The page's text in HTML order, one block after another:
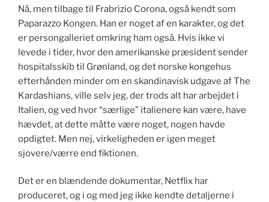
Nå, men tilbage til Frabrizio Corona, også kendt som
Paparazzo Kongen. Han er noget af en karakter, og det
er persongalleriet omkring ham også. Hvis ikke vi
levede i tider, hvor den amerikanske præsident sender
hospitalsskib til Grønland, og det norske kongehus
efterhånden minder om en skandinavisk udgave af The
Kardashians, ville selv jeg, der trods alt har arbejdet i
Italien, og ved hvor “særlige” italienere kan være, have
hævdet, at dette måtte være noget, nogen havde
opdigtet. Men nej, virkeligheden er igen meget
sjovere/værre end fiktionen.
Det er en blændende dokumentar, Netflix har
produceret, og i og med jeg ikke kendte detaljerne i